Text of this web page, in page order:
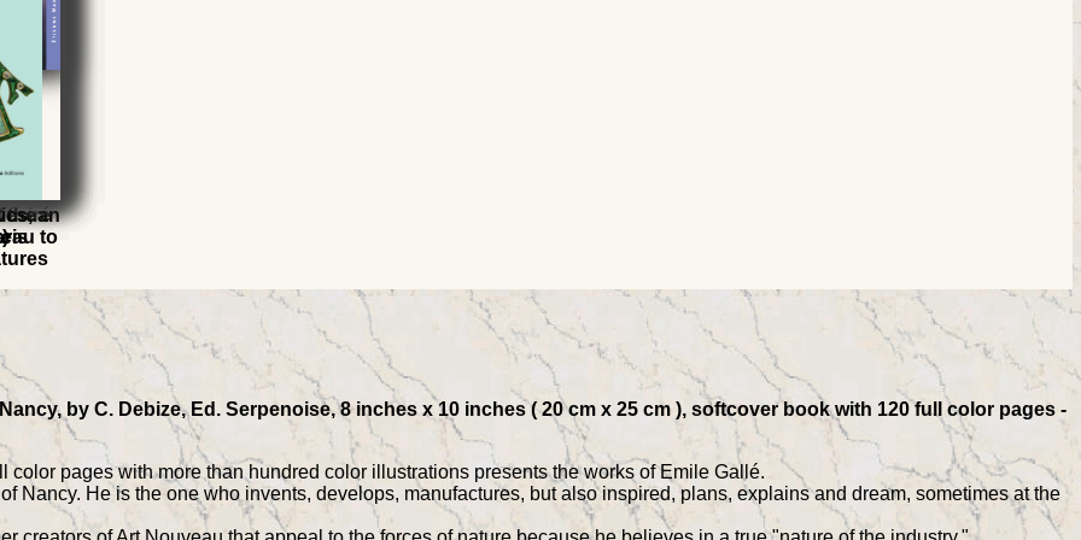
by C. Debize, Ed. Serpenoise, 8 inches x 10 inches ( 20 cm x 25 cm ), softcover book with 120 full color pages -
color pages with more than hundred color illustrations presents the works of Emile Gallé.
Nancy. He is the one who invents, develops, manufactures, but also inspired, plans, explains and dream, sometimes at the
to
thean